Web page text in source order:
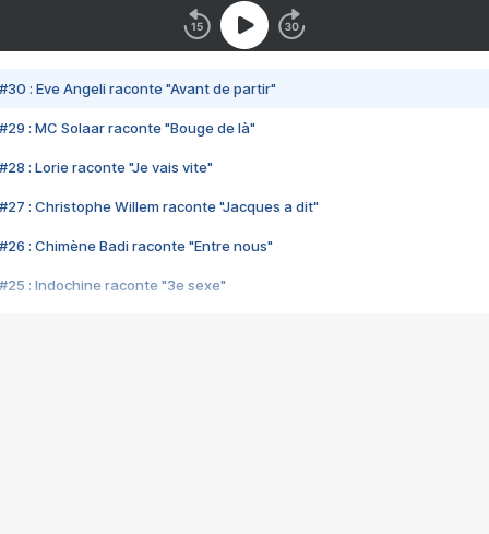
#30 : Eve Angeli raconte "Avant de partir"
#29 : MC Solaar raconte "Bouge de là"
#28 : Lorie raconte "Je vais vite"
#27 : Christophe Willem raconte "Jacques a dit"
#26 : Chimène Badi raconte "Entre nous"
#25 : Indochine raconte "3e sexe"